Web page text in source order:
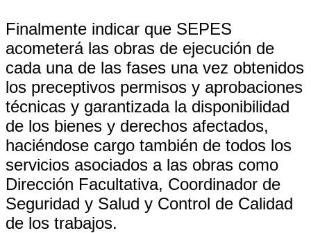
Finalmente indicar que SEPES
acometerá las obras de ejecución de
cada una de las fases una vez obtenidos
los preceptivos permisos y aprobaciones
técnicas y garantizada la disponibilidad
de los bienes y derechos afectados,
haciéndose cargo también de todos los
servicios asociados a las obras como
Dirección Facultativa, Coordinador de
Seguridad y Salud y Control de Calidad
de los trabajos.